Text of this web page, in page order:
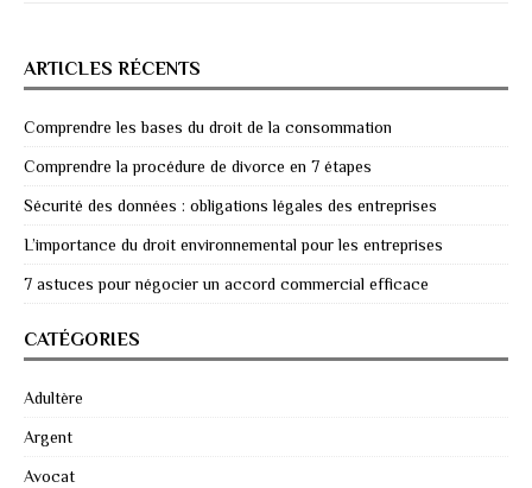
ARTICLES RÉCENTS
Comprendre les bases du droit de la consommation
Comprendre la procédure de divorce en 7 étapes
Sécurité des données : obligations légales des entreprises
L’importance du droit environnemental pour les entreprises
7 astuces pour négocier un accord commercial efficace
CATÉGORIES
Adultère
Argent
Avocat